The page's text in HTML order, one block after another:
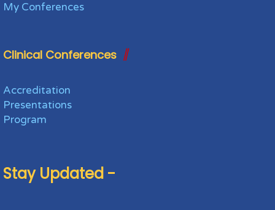
My Conferences
Clinical Conferences
Accreditation
Presentations
Program
Stay Updated -